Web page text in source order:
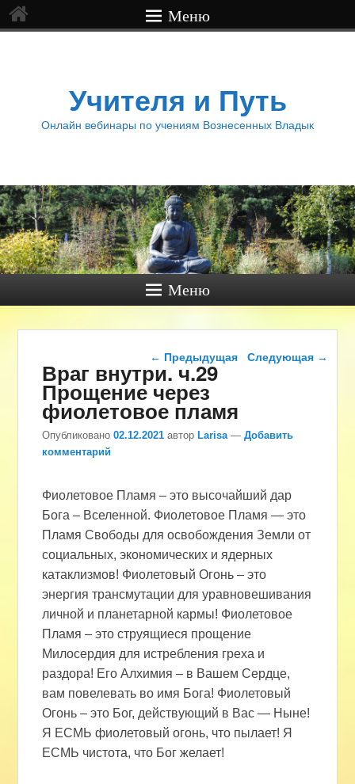
Меню
Учителя и Путь
Онлайн вебинары по учениям Вознесенных Владык
Меню
Навигация по записям
← Предыдущая Следующая →
Враг внутри. ч.29
Прощение через
фиолетовое пламя
Опубликовано02.12.2021 авторLarisa —Добавить
комментарий
Фиолетовое Пламя – это высочайший дар
Бога – Вселенной. Фиолетовое Пламя — это
Пламя Свободы для освобождения Земли от
социальных, экономических и ядерных
катаклизмов! Фиолетовый Огонь – это
энергия трансмутации для уравновешивания
личной и планетарной кармы! Фиолетовое
Пламя – это струящиеся прощение
Милосердия для истребления греха и
раздора! Его Алхимия – в Вашем Сердце,
вам повелевать во имя Бога! Фиолетовый
Огонь – это Бог, действующий в Вас — Ныне!
Я ЕСМЬ фиолетовый огонь, что пылает! Я
ЕСМЬ чистота, что Бог желает!